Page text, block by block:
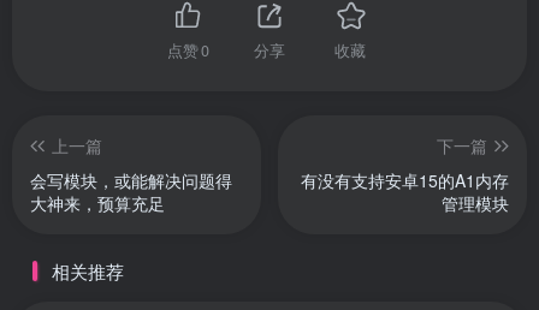
点赞0 分享 收藏
上一篇
会写模块，或能解决问题得
大神来，预算充足
下一篇
有没有支持安卓15的A1内存
管理模块
相关推荐